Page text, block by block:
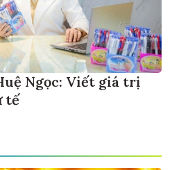
Ngọc: Viết giá trị
tế